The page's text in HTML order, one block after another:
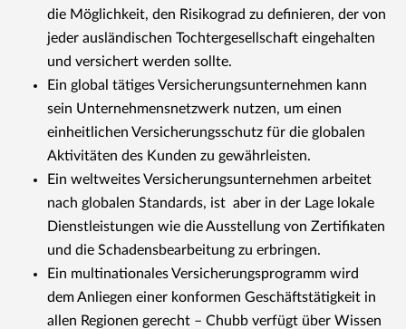
die Möglichkeit, den Risikograd zu definieren, der von
jeder ausländischen Tochtergesellschaft eingehalten
und versichert werden sollte.
Ein global tätiges Versicherungsunternehmen kann
sein Unternehmensnetzwerk nutzen, um einen
einheitlichen Versicherungsschutz für die globalen
Aktivitäten des Kunden zu gewährleisten.
Ein weltweites Versicherungsunternehmen arbeitet
nach globalen Standards, ist aber in der Lage lokale
Dienstleistungen wie die Ausstellung von Zertifikaten
und die Schadensbearbeitung zu erbringen.
Ein multinationales Versicherungsprogramm wird
dem Anliegen einer konformen Geschäftstätigkeit in
allen Regionen gerecht – Chubb verfügt über Wissen